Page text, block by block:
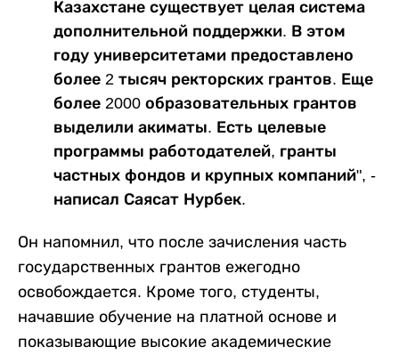
Казахстане существует целая система
дополнительной поддержки. В этом
году университетами предоставлено
более 2 тысяч ректорских грантов. Еще
более 2000 образовательных грантов
выделили акиматы. Есть целевые
программы работодателей, гранты
частных фондов и крупных компаний", -
написал Саясат Нурбек.
Он напомнил, что после зачисления часть
государственных грантов ежегодно
освобождается. Кроме того, студенты,
начавшие обучение на платной основе и
показывающие высокие академические